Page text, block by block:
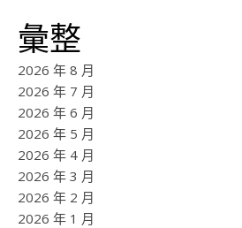
彙整
2026 年 8 月
2026 年 7 月
2026 年 6 月
2026 年 5 月
2026 年 4 月
2026 年 3 月
2026 年 2 月
2026 年 1 月